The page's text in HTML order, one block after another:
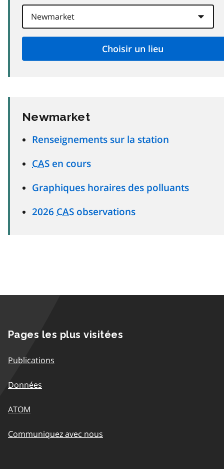
Newmarket
Renseignements sur la station
CAS en cours
Graphiques horaires des polluants
2026 CAS observations
Pages les plus visitées
Publications
Données
ATOM
Communiquez avec nous